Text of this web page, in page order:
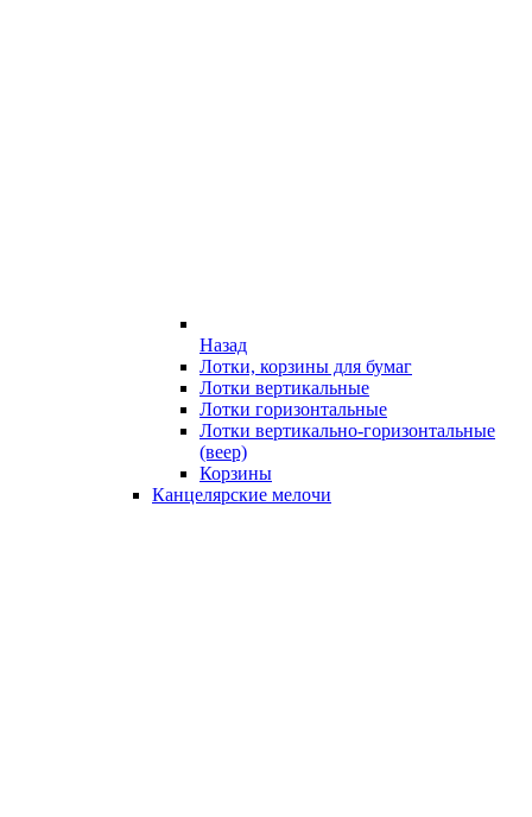
Назад
Лотки, корзины для бумаг
Лотки вертикальные
Лотки горизонтальные
Лотки вертикально-горизонтальные
(веер)
Корзины
Канцелярские мелочи